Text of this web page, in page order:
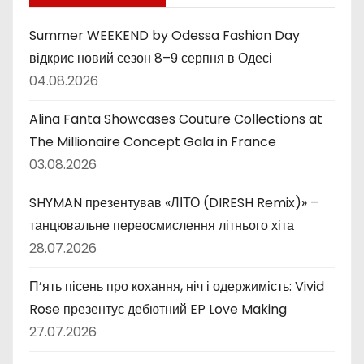
к
и
Summer WEEKEND by Odessa Fashion Day
відкриє новий сезон 8–9 серпня в Одесі
04.08.2026
Alina Fanta Showcases Couture Collections at
The Millionaire Concept Gala in France
03.08.2026
SHYMAN презентував «ЛІТО (DIRESH Remix)» –
танцювальне переосмислення літнього хіта
28.07.2026
П’ять пісень про кохання, ніч і одержимість: Vivid
Rose презентує дебютний EP Love Making
27.07.2026